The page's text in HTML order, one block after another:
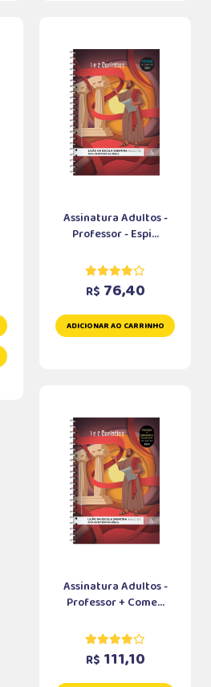
Assinatura Adultos -
Professor - Espi...
R$ 76,40
ADICIONAR AO CARRINHO
Assinatura Adultos -
Professor + Come...
R$ 111,10